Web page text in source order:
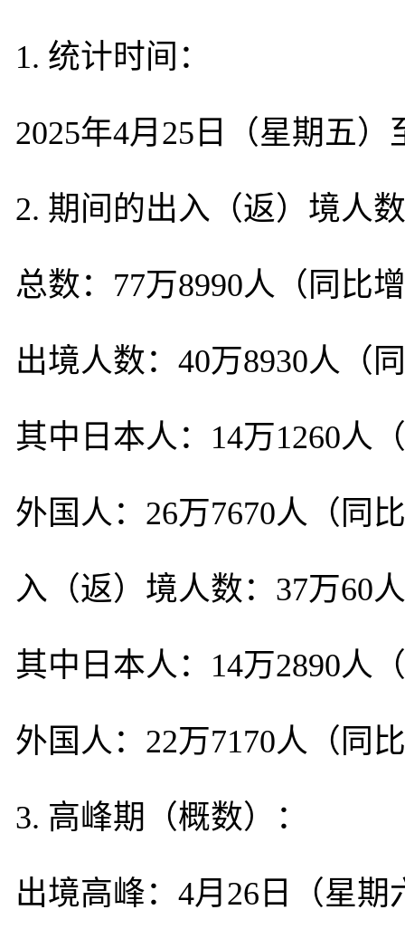
1. 统计时间：
2025年4月25日（星期五
2. 期间的出入（返）境人
总数：77万8990人（同比
出境人数：40万8930人（
其中日本人：14万1260人
外国人：26万7670人（同
入（返）境人数：37万60
其中日本人：14万2890人
外国人：22万7170人（同
3. 高峰期（概数）：
出境高峰：4月26日（星期